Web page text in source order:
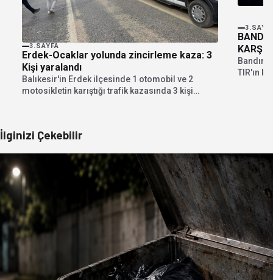
3.SAYFA
Erdek-Ocaklar yolunda zincirleme kaza: 3
Kişi yaralandı
Balıkesir'in Erdek ilçesinde 1 otomobil ve 2
motosikletin karıştığı trafik kazasında 3 kişi
KARŞI
TIR'ın
İlginizi Çekebilir